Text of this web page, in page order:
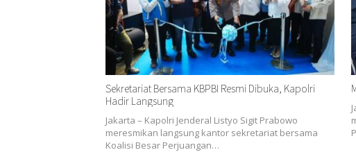
Sekretariat Bersama KBPBI Resmi Dibuka, Kapolri
Hadir Langsung
Jakarta – Kapolri Jenderal Listyo Sigit Prabowo
meresmikan langsung kantor sekretariat bersama
Koalisi Besar Perjuangan…